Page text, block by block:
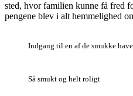
sted, hvor familien kunne få fred
pengene blev i alt hemmelighed
Indgang til en af de smukke
Så smukt og helt roligt